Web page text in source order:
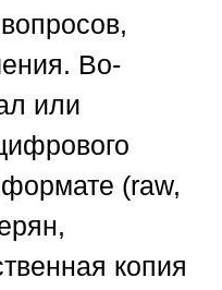
Во-
или
(raw,
копия